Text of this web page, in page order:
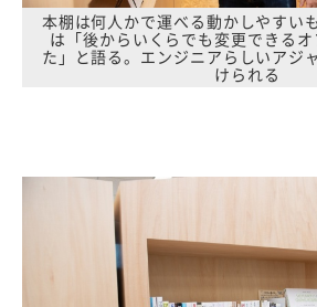
本棚は何人かで運べる動かしやすい
は「後からいくらでも変更できる
た」と語る。エンジニアらしいアジ
けられる